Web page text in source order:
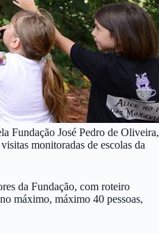
Fundação José Pedro de Oliveira,
monitoradas de escolas da
da Fundação, com roteiro
máximo, máximo 40 pessoas,